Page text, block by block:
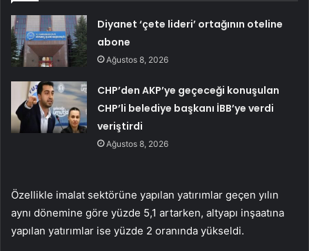
Diyanet ‘çete lideri’ ortağının oteline
abone
Ağustos 8, 2026
CHP’den AKP’ye geçeceği konuşulan
CHP’li belediye başkanı İBB’ye verdi
veriştirdi
Ağustos 8, 2026
Özellikle imalat sektörüne yapılan yatırımlar geçen yılın
aynı dönemine göre yüzde 5,1 artarken, altyapı inşaatına
yapılan yatırımlar ise yüzde 2 oranında yükseldi.